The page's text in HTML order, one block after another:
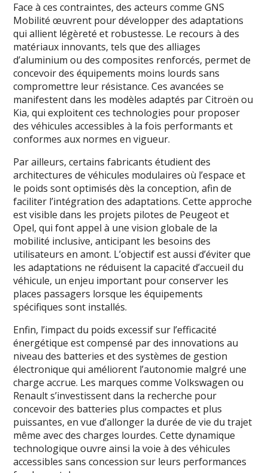
Face à ces contraintes, des acteurs comme GNS
Mobilité œuvrent pour développer des adaptations
qui allient légèreté et robustesse. Le recours à des
matériaux innovants, tels que des alliages
d’aluminium ou des composites renforcés, permet de
concevoir des équipements moins lourds sans
compromettre leur résistance. Ces avancées se
manifestent dans les modèles adaptés par Citroën ou
Kia, qui exploitent ces technologies pour proposer
des véhicules accessibles à la fois performants et
conformes aux normes en vigueur.
Par ailleurs, certains fabricants étudient des
architectures de véhicules modulaires où l’espace et
le poids sont optimisés dès la conception, afin de
faciliter l’intégration des adaptations. Cette approche
est visible dans les projets pilotes de Peugeot et
Opel, qui font appel à une vision globale de la
mobilité inclusive, anticipant les besoins des
utilisateurs en amont. L’objectif est aussi d’éviter que
les adaptations ne réduisent la capacité d’accueil du
véhicule, un enjeu important pour conserver les
places passagers lorsque les équipements
spécifiques sont installés.
Enfin, l’impact du poids excessif sur l’efficacité
énergétique est compensé par des innovations au
niveau des batteries et des systèmes de gestion
électronique qui améliorent l’autonomie malgré une
charge accrue. Les marques comme Volkswagen ou
Renault s’investissent dans la recherche pour
concevoir des batteries plus compactes et plus
puissantes, en vue d’allonger la durée de vie du trajet
même avec des charges lourdes. Cette dynamique
technologique ouvre ainsi la voie à des véhicules
accessibles sans concession sur leurs performances